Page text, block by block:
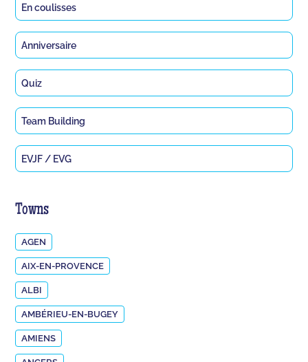
En coulisses
Anniversaire
Quiz
Team Building
EVJF / EVG
Towns
AGEN
AIX-EN-PROVENCE
ALBI
AMBÉRIEU-EN-BUGEY
AMIENS